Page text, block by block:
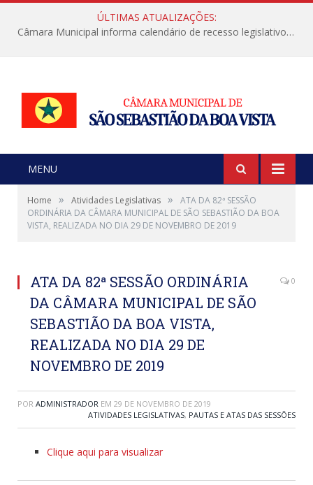
ÚLTIMAS ATUALIZAÇÕES:
Câmara Municipal informa calendário de recesso legislativo de julho
MENU
Home » Atividades Legislativas »
ATA DA 82ª SESSÃO
ORDINÁRIA DA CÂMARA MUNICIPAL DE SÃO SEBASTIÃO DA BOA
VISTA, REALIZADA NO DIA 29 DE NOVEMBRO DE 2019
ATA DA 82ª SESSÃO ORDINÁRIA
DA CÂMARA MUNICIPAL DE SÃO
SEBASTIÃO DA BOA VISTA,
REALIZADA NO DIA 29 DE
NOVEMBRO DE 2019
0
POR ADMINISTRADOR EM 29 DE NOVEMBRO DE 2019
ATIVIDADES LEGISLATIVAS, PAUTAS E ATAS DAS SESSÕES
Clique aqui para visualizar